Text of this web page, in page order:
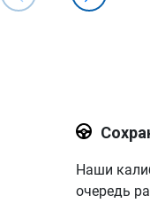
Наши
очередь